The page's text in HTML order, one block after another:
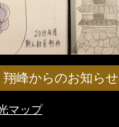
翔峰からのお知らせ
マップ